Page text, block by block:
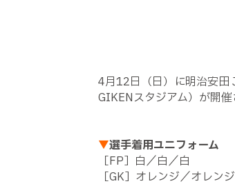
4月12日（日）に明治安田
GIKENスタジアム）が開催
▼選手着用ユニフォーム
［FP］白／白／白
［GK］オレンジ／オレン